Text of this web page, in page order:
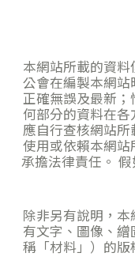
本網站所載的資
公會在編製本網
正確無誤及最新
何部分的資料在
應自行查核網站
使用或依賴本網
承擔法律責任。
除非另有說明，
有文字、圖像、
稱「材料」）的